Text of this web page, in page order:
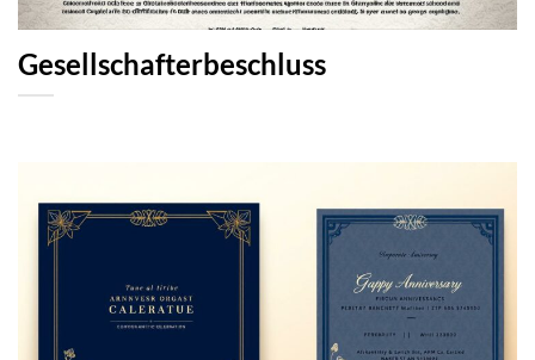
Gesellschafterbeschluss